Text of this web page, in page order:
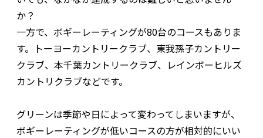
か？
一方で、ボギーレーティングが80台のコースもありま
す。トーヨーカントリークラブ、東我孫子カントリー
クラブ、本千葉カントリークラブ、レインボーヒルズ
カントリクラブなどです。
グリーンは季節や日によって変わってしまいますが、
ボギーレーティングが低いコースの方が相対的にいい